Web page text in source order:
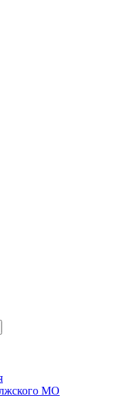
МО